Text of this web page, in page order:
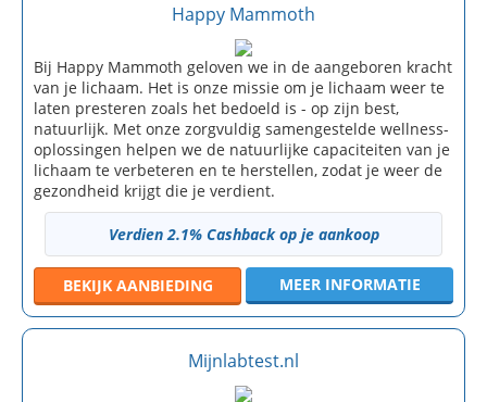
Happy Mammoth
Bij Happy Mammoth geloven we in de aangeboren kracht
van je lichaam. Het is onze missie om je lichaam weer te
laten presteren zoals het bedoeld is - op zijn best,
natuurlijk. Met onze zorgvuldig samengestelde wellness-
oplossingen helpen we de natuurlijke capaciteiten van je
lichaam te verbeteren en te herstellen, zodat je weer de
gezondheid krijgt die je verdient.
Verdien 2.1% Cashback op je aankoop
BEKIJK AANBIEDING MEER INFORMATIE
Mijnlabtest.nl